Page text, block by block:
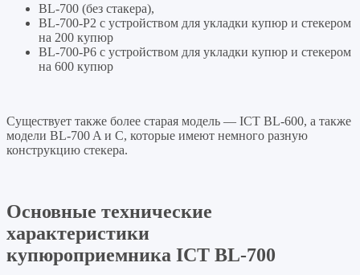
BL-700 (без стакера),
BL-700-P2 с устройством для укладки купюр и стекером
на 200 купюр
BL-700-P6 с устройством для укладки купюр и стекером
на 600 купюр
Существует также более старая модель — ICT BL-600, а также
модели BL-700 A и C, которые имеют немного разную
конструкцию стекера.
Основные технические
характеристики
купюроприемника ICT BL-700